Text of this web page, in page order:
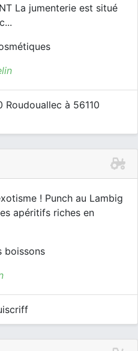
La jumenterie est situé
Roudouallec à 56110
! Punch au Lambig
apéritifs riches en
boissons